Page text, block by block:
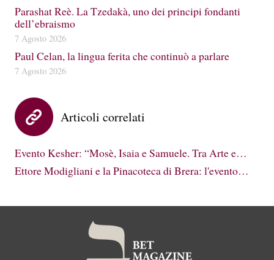
Parashat Reè. La Tzedakà, uno dei principi fondanti
dell’ebraismo
7 Agosto 2026
Paul Celan, la lingua ferita che continuò a parlare
7 Agosto 2026
Articoli correlati
Evento Kesher: “Mosè, Isaia e Samuele. Tra Arte e…
Ettore Modigliani e la Pinacoteca di Brera: l'evento…